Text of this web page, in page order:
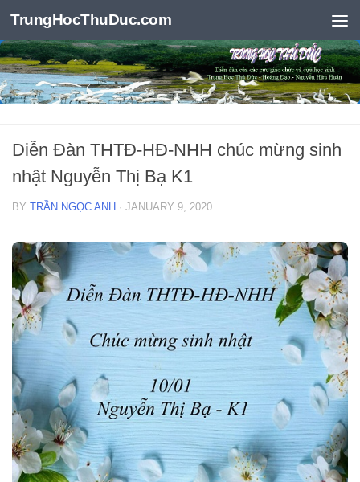
Skip to content
TrungHocThuDuc.com
Diễn Đàn THTĐ-HĐ-NHH chúc mừng sinh
nhật Nguyễn Thị Bạ K1
BY TRẦN NGỌC ANH · JANUARY 9, 2020